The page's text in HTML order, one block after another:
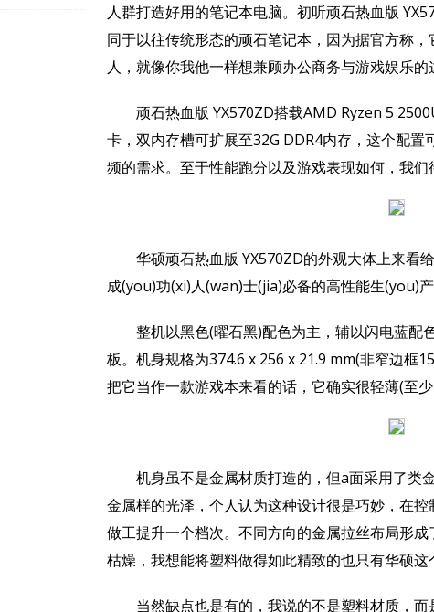
人群打造好用的笔记本电脑。初听顽石热血版
同于以往传统形态的顽石笔记本，因为据官方称
人，就像你我他一样想兼顾办公商务与游戏娱乐的
顽石热血版 YX570ZD搭载AMD Ryzen 5
卡，双内存槽可扩展至32G DDR4内存，这个配
频的需求。至于性能跑分以及游戏表现如何，我们
华硕顽石热血版 YX570ZD的外观大体上来看
成(you)功(xi)人(wan)士(jia)必备的高性能生(you)产
整机以黑色(曜石黑)配色为主，辅以闪电蓝配
板。机身规格为374.6 x 256 x 21.9 mm(非窄边框
把它当作一款游戏本来看的话，它确实很轻薄(至
机身虽不是金属材质打造的，但a面采用了类
金属样的光泽，个人认为这种设计很是巧妙，在
做工提升一个档次。不同方向的金属拉丝布局形
枯燥，我想能将塑料做得如此精致的也只有华硕这
当然缺点也是有的，我说的不是塑料材质，而